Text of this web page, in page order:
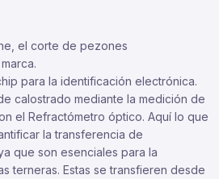
el corte de pezones
para la identificación electrónica.
calostrado mediante la medición de
el Refractómetro óptico. Aquí lo que
la transferencia de
que son esenciales para la
terneras. Estas se transfieren desde